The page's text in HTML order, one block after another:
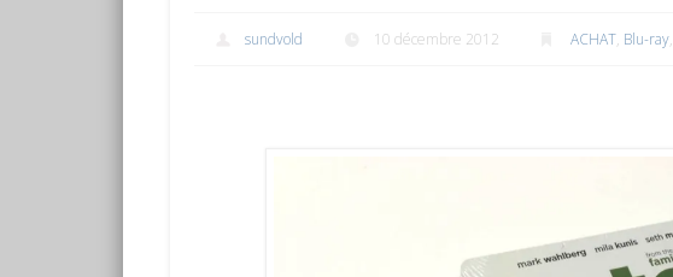
sundvold 10 décembre 2012 ACHAT, Blu-ray,